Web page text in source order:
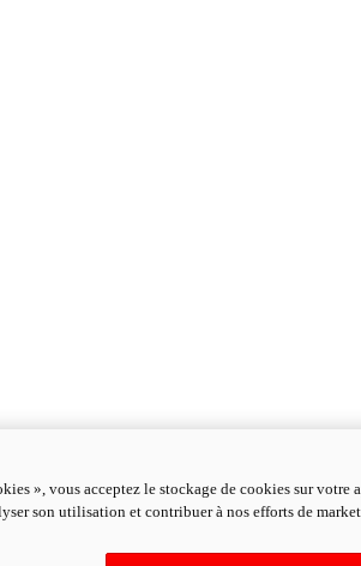
», vous acceptez le stockage de cookies sur votre
son utilisation et contribuer à nos efforts de